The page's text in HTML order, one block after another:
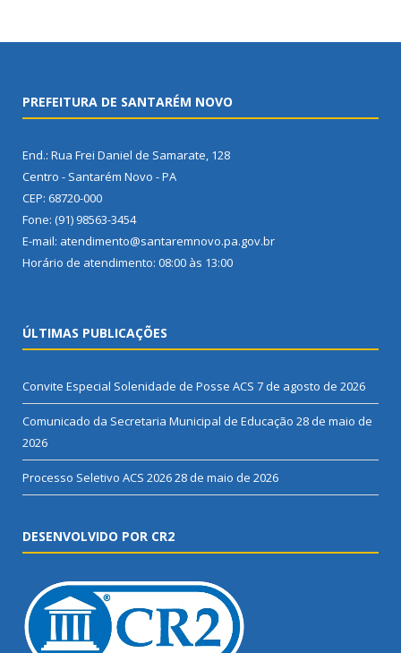
PREFEITURA DE SANTARÉM NOVO
End.: Rua Frei Daniel de Samarate, 128
Centro - Santarém Novo - PA
CEP: 68720-000
Fone: (91) 98563-3454
E-mail: atendimento@santaremnovo.pa.gov.br
Horário de atendimento: 08:00 às 13:00
ÚLTIMAS PUBLICAÇÕES
Convite Especial Solenidade de Posse ACS 7 de agosto de 2026
Comunicado da Secretaria Municipal de Educação 28 de maio de
2026
Processo Seletivo ACS 202628 de maio de 2026
DESENVOLVIDO POR CR2